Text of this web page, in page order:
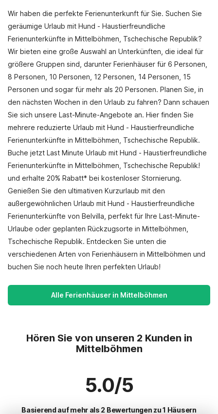
Wir haben die perfekte Ferienunterkunft für Sie. Suchen Sie
geräumige Urlaub mit Hund - Haustierfreundliche
Ferienunterkünfte in Mittelböhmen, Tschechische Republik?
Wir bieten eine große Auswahl an Unterkünften, die ideal für
größere Gruppen sind, darunter Ferienhäuser für 6 Personen,
8 Personen, 10 Personen, 12 Personen, 14 Personen, 15
Personen und sogar für mehr als 20 Personen. Planen Sie, in
den nächsten Wochen in den Urlaub zu fahren? Dann schauen
Sie sich unsere Last-Minute-Angebote an. Hier finden Sie
mehrere reduzierte Urlaub mit Hund - Haustierfreundliche
Ferienunterkünfte in Mittelböhmen, Tschechische Republik.
Buche jetzt Last Minute Urlaub mit Hund - Haustierfreundliche
Ferienunterkünfte in Mittelböhmen, Tschechische Republik!
und erhalte 20% Rabatt* bei kostenloser Stornierung.
Genießen Sie den ultimativen Kurzurlaub mit den
außergewöhnlichen Urlaub mit Hund - Haustierfreundliche
Ferienunterkünfte von Belvilla, perfekt für Ihre Last-Minute-
Urlaube oder geplanten Rückzugsorte in Mittelböhmen,
Tschechische Republik. Entdecken Sie unten die
verschiedenen Arten von Ferienhäusern in Mittelböhmen und
buchen Sie noch heute Ihren perfekten Urlaub!
Alle Ferienhäuser in Mittelböhmen
Hören Sie von unseren 2 Kunden in
Mittelböhmen
5.0/5
Basierend auf mehr als 2 Bewertungen zu 1 Häusern